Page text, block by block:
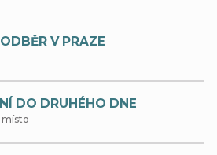
V PRAZE
DO DRUHÉHO DNE
místo